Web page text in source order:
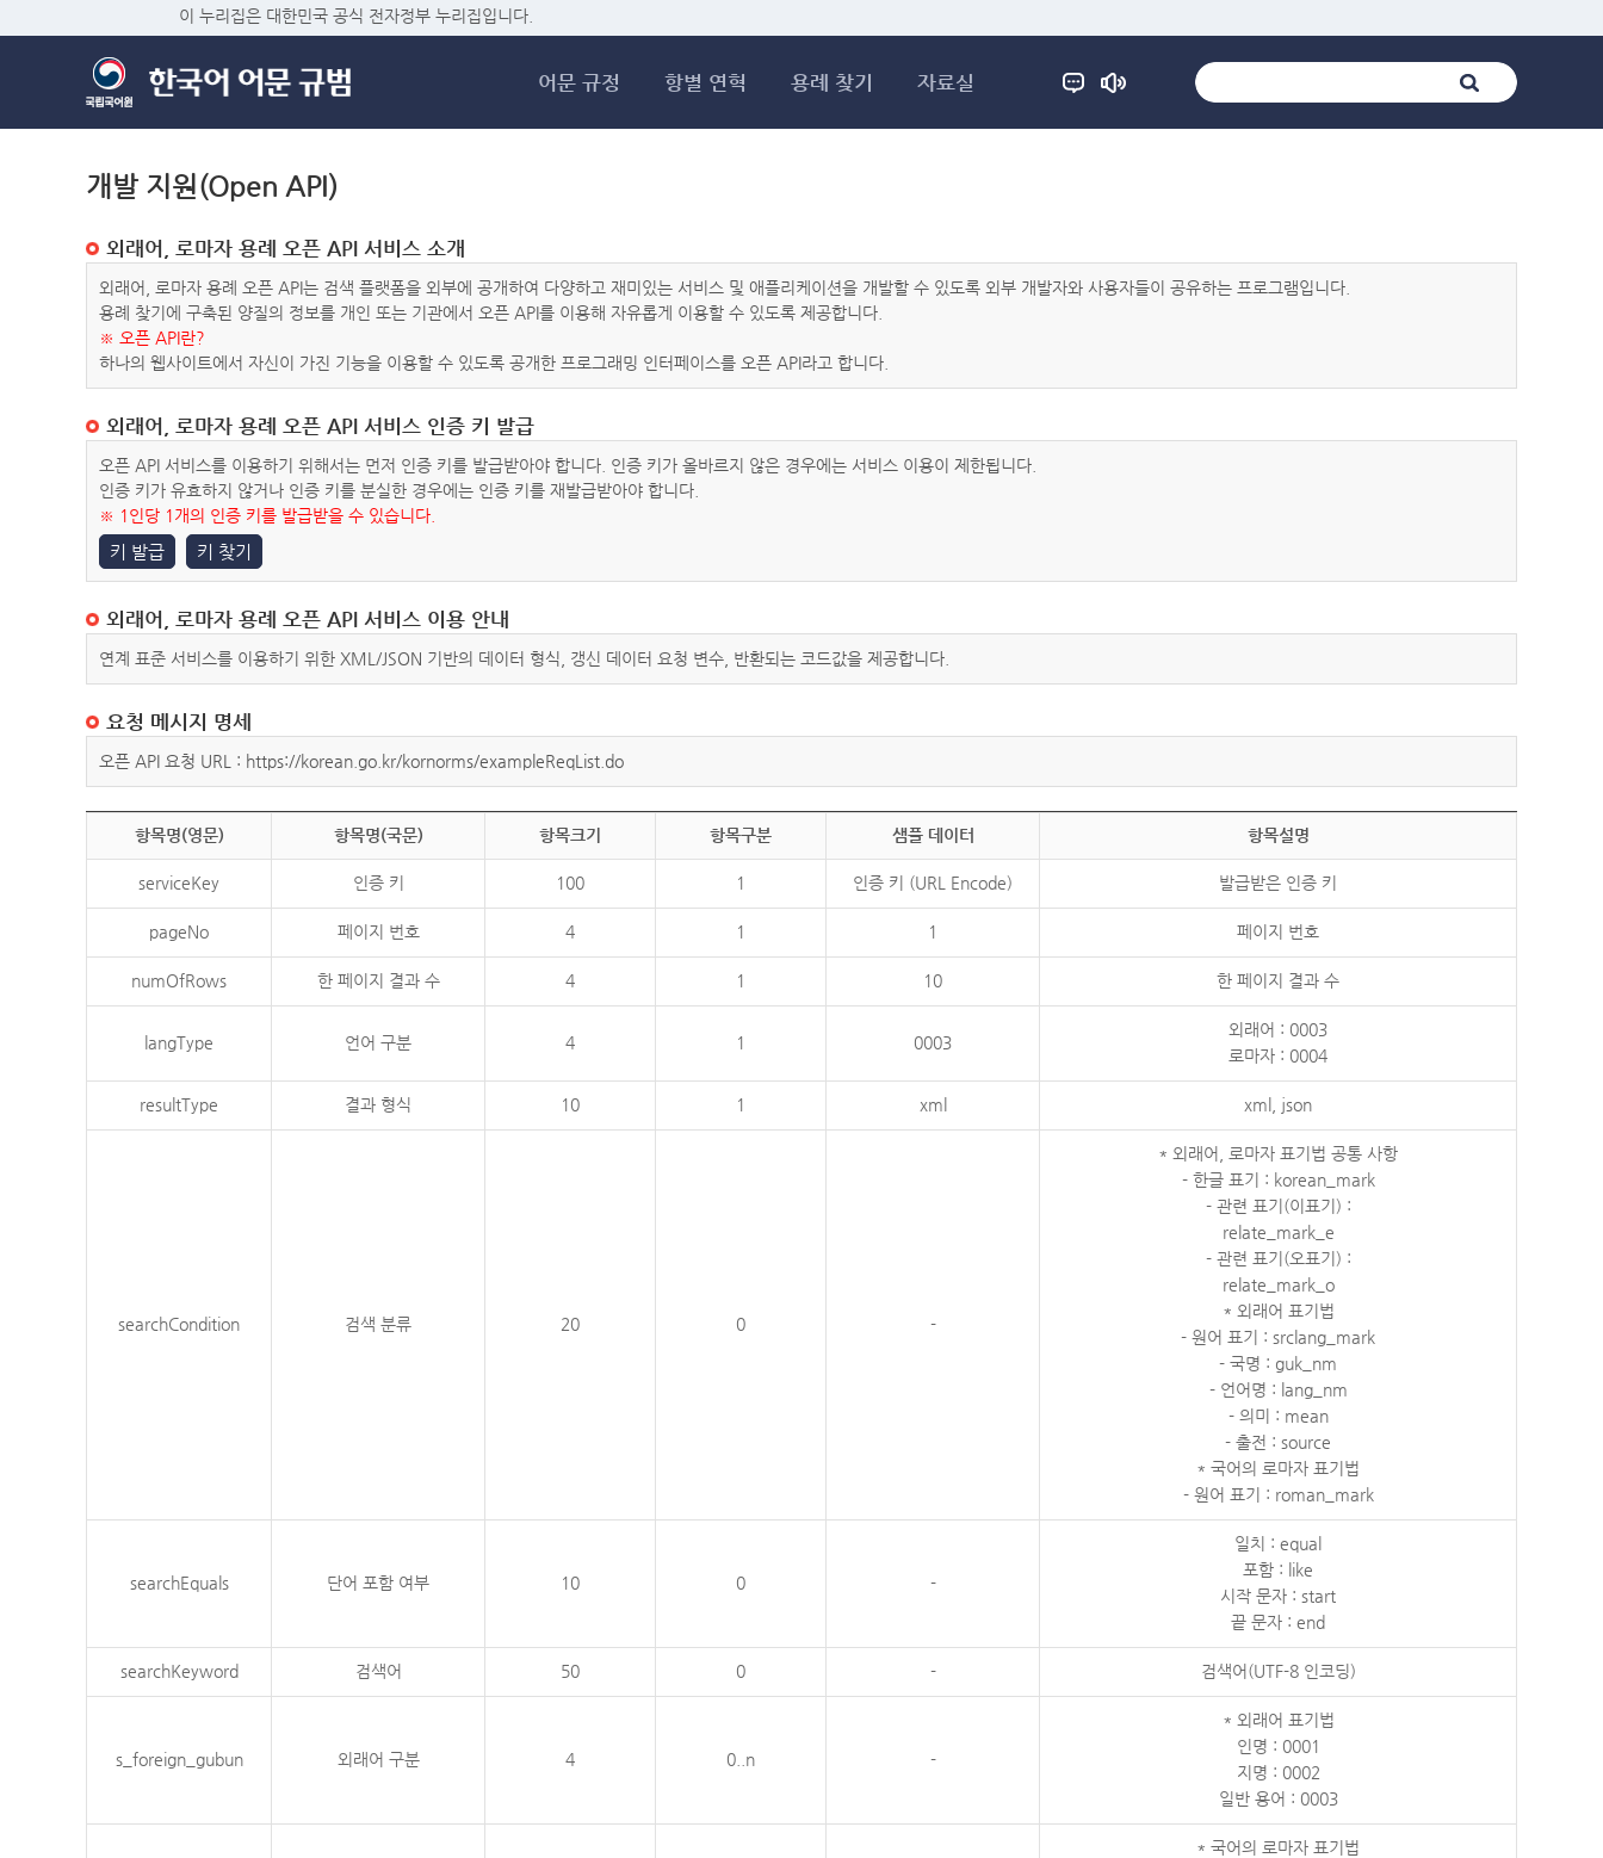
이 누리집은 대한민국 공식 전자정부 누리집입니다.
어문 규정 항별 연혁 용례 찾기 자료실
개발 지원(Open API)
외래어, 로마자 용례 오픈 API 서비스 소개
외래어, 로마자 용례 오픈 API는 검색 플랫폼을 외부에 공개하여 다양하고 재미있는 서비스 및 애플리케이션을 개발할 수 있도록 외부 개발자와 사용자들이 공유하는 프로그램입니다.
용례 찾기에 구축된 양질의 정보를 개인 또는 기관에서 오픈 API를 이용해 자유롭게 이용할 수 있도록 제공합니다.
※ 오픈 API란?
하나의 웹사이트에서 자신이 가진 기능을 이용할 수 있도록 공개한 프로그래밍 인터페이스를 오픈 API라고 합니다.
외래어, 로마자 용례 오픈 API 서비스 인증 키 발급
오픈 API 서비스를 이용하기 위해서는 먼저 인증 키를 발급받아야 합니다. 인증 키가 올바르지 않은 경우에는 서비스 이용이 제한됩니다.
인증 키가 유효하지 않거나 인증 키를 분실한 경우에는 인증 키를 재발급받아야 합니다.
※ 1인당 1개의 인증 키를 발급받을 수 있습니다.
키 발급 키 찾기
외래어, 로마자 용례 오픈 API 서비스 이용 안내
연계 표준 서비스를 이용하기 위한 XML/JSON 기반의 데이터 형식, 갱신 데이터 요청 변수, 반환되는 코드값을 제공합니다.
요청 메시지 명세
오픈 API 요청 URL : https://korean.go.kr/kornorms/exampleReqList.do
항목명(영문) 항목명(국문) 항목크기 항목구분 샘플 데이터 항목설명
serviceKey 인증 키 100 1 인증 키 (URL Encode) 발급받은 인증 키
pageNo 페이지 번호 4 1 1 페이지 번호
numOfRows 한 페이지 결과 수 4 1 10 한 페이지 결과 수
langType 언어 구분 4 1 0003
외래어 : 0003
로마자 : 0004
resultType 결과 형식 10 1 xml xml, json
searchCondition 검색 분류 20 0 -
* 외래어, 로마자 표기법 공통 사항
- 한글 표기 : korean_mark
- 관련 표기(이표기) :
relate_mark_e
- 관련 표기(오표기) :
relate_mark_o
* 외래어 표기법
- 원어 표기 : srclang_mark
- 국명 : guk_nm
- 언어명 : lang_nm
- 의미 : mean
- 출전 : source
* 국어의 로마자 표기법
- 원어 표기 : roman_mark
searchEquals 단어 포함 여부 10 0 -
일치 : equal
포함 : like
시작 문자 : start
끝 문자 : end
searchKeyword 검색어 50 0 - 검색어(UTF-8 인코딩)
s_foreign_gubun 외래어 구분 4 0..n -
* 외래어 표기법
인명 : 0001
지명 : 0002
일반 용어 : 0003
* 국어의 로마자 표기법